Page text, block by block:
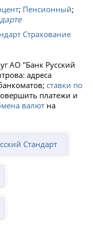
; Пенсионный;
Страхование
АО "Банк Русский
адреса
ставки по
платежи и
валют на
Стандарт